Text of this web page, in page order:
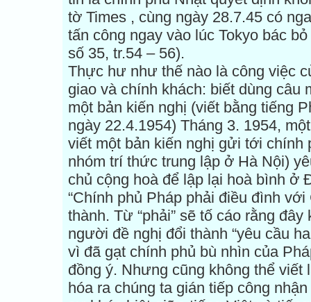
tờ Times , cùng ngày 28.7.45 có
tấn công ngay vào lúc Tokyo bác
số 35, tr.54 – 56).
Thực hư như thế nào là công việc
giao và chính khách: biết dùng
một bản kiến nghị (viết bằng tiếng
ngày 22.4.1954) Tháng 3. 1954,
viết một bản kiến nghị gửi tới
nhóm trí thức trung lập ở Hà Nội)
chủ cộng hoà để lập lại hoà bình ở
“Chính phủ Pháp phải điều đình
thành. Từ “phải” sẽ tố cáo rằng
người đề nghị đổi thành “yêu cầu
vì đã gạt chính phủ bù nhìn của
đồng ý. Nhưng cũng không thể viết
hóa ra chúng ta gián tiếp công